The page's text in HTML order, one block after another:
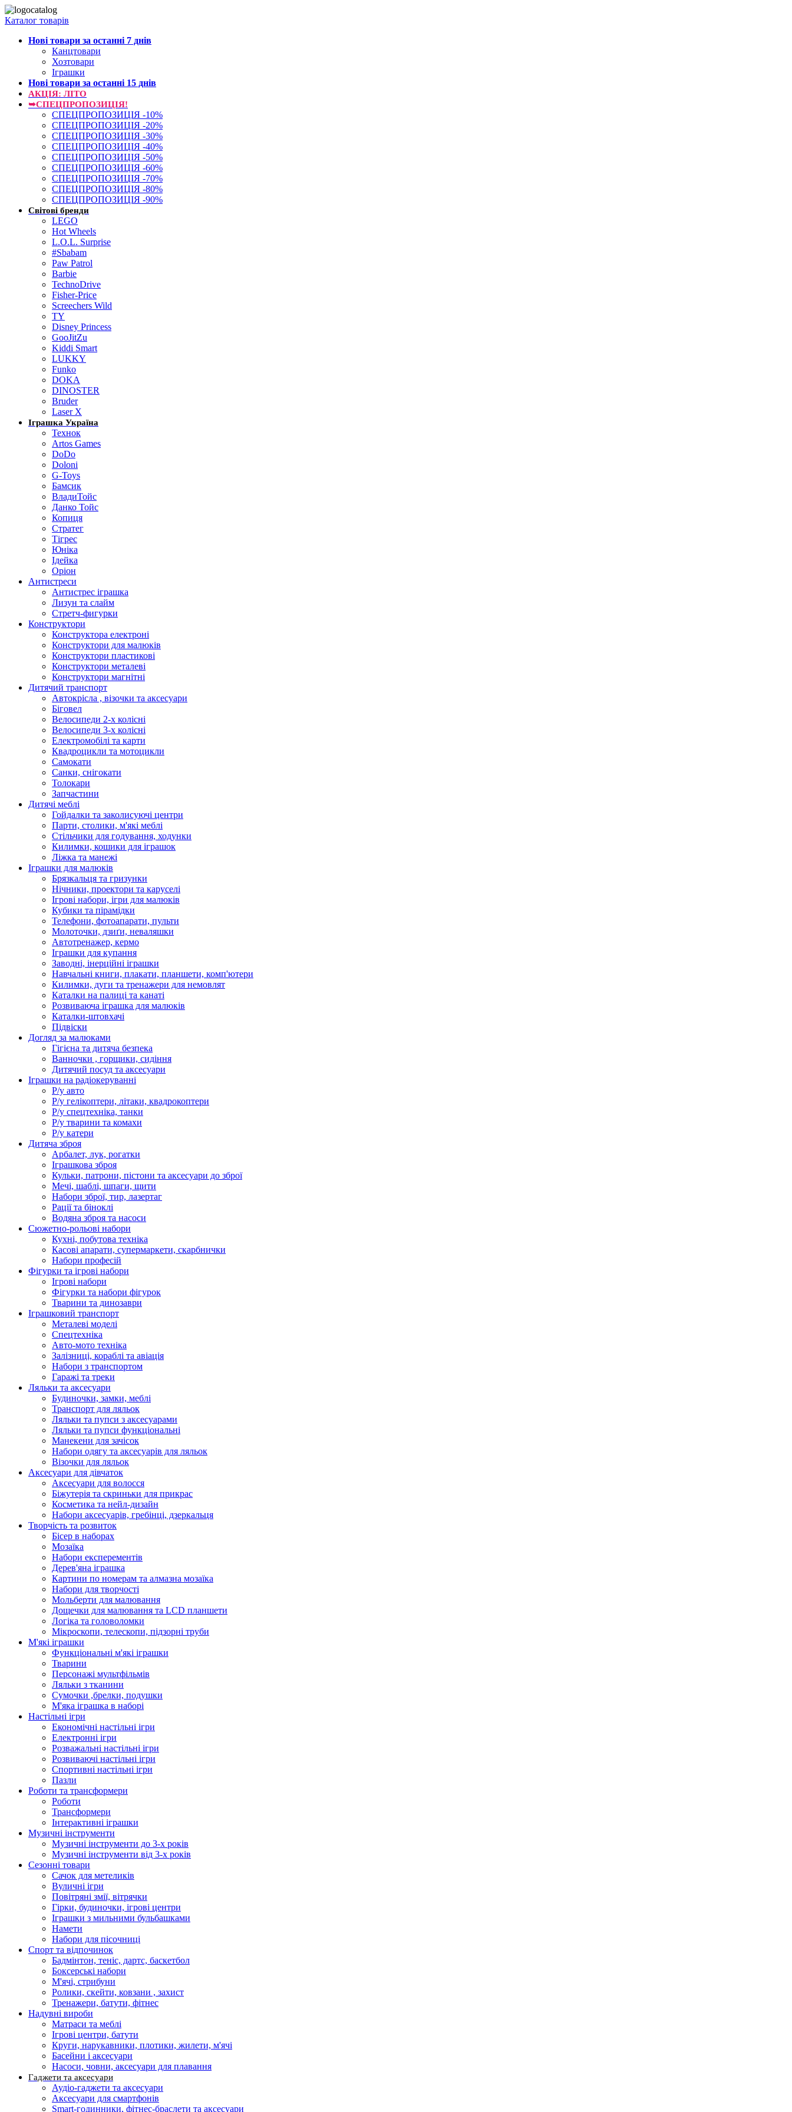
Каталог товарів
Нові товари за останнi 7 днiв
Канцтовари
Хозтовари
Іграшки
Нові товари за останнi 15 днiв
АКЦІЯ: ЛІТО
➥СПЕЦПРОПОЗИЦІЯ!
СПЕЦПРОПОЗИЦІЯ -10%
СПЕЦПРОПОЗИЦІЯ -20%
СПЕЦПРОПОЗИЦІЯ -30%
СПЕЦПРОПОЗИЦІЯ -40%
СПЕЦПРОПОЗИЦІЯ -50%
СПЕЦПРОПОЗИЦІЯ -60%
СПЕЦПРОПОЗИЦІЯ -70%
СПЕЦПРОПОЗИЦІЯ -80%
СПЕЦПРОПОЗИЦІЯ -90%
Світові бренди
LEGO
Hot Wheels
L.O.L. Surprise
#Sbabam
Paw Patrol
Barbie
TechnoDrive
Fisher-Price
Screechers Wild
TY
Disney Princess
GooJitZu
Kiddi Smart
LUKKY
Funko
DOKA
DINOSTER
Bruder
Laser X
Іграшка Україна
Технок
Artos Games
DoDo
Doloni
G-Toys
Бамсик
ВладиТойс
Данко Тойс
Копиця
Стратег
Тігрес
Юніка
Ідейка
Оріон
Антистреси
Антистрес іграшка
Лизун та слайм
Стретч-фигурки
Конструктори
Конструктора електроні
Конструктори для малюків
Конструктори пластикові
Конструктори металеві
Конструктори магнітні
Дитячий транспорт
Автокрісла , візочки та аксесуари
Біговел
Велосипеди 2-х колісні
Велосипеди 3-х колісні
Електромобілі та карти
Квадроцикли та мотоцикли
Самокати
Санки, снігокати
Толокари
Запчастини
Дитячі меблі
Гойдалки та заколисуючі центри
Парти, столики, м'які меблі
Стільчики для годування, ходунки
Килимки, кошики для іграшок
Ліжка та манежі
Іграшки для малюків
Брязкальця та гризунки
Нічники, проектори та каруселі
Ігрові набори, ігри для малюків
Кубики та пірамідки
Телефони, фотоапарати, пульти
Молоточки, дзиґи, неваляшки
Автотренажер, кермо
Іграшки для купання
Заводні, інерційні іграшки
Навчальні книги, плакати, планшети, комп'ютери
Килимки, дуги та тренажери для немовлят
Каталки на палиці та канаті
Розвиваюча іграшка для малюків
Каталки-штовхачі
Підвіски
Догляд за малюками
Гігієна та дитяча безпека
Ванночки , горщики, сидіння
Дитячий посуд та аксесуари
Іграшки на радіокеруванні
Р/у авто
Р/у гелікоптери, літаки, квадрокоптери
Р/у спецтехніка, танки
Р/у тварини та комахи
Р/у катери
Дитяча зброя
Арбалет, лук, рогатки
Іграшкова зброя
Кульки, патрони, пістони та аксесуари до зброї
Мечі, шаблі, шпаги, щити
Набори зброї, тир, лазертаг
Рації та біноклі
Водяна зброя та насоси
Сюжетно-рольові набори
Кухні, побутова техніка
Касові апарати, супермаркети, скарбнички
Набори професій
Фігурки та ігрові набори
Ігрові набори
Фігурки та набори фігурок
Тварини та динозаври
Іграшковий транспорт
Металеві моделі
Спецтехніка
Авто-мото техніка
Залізниці, кораблі та авіація
Набори з транспортом
Гаражі та треки
Ляльки та аксесуари
Будиночки, замки, меблі
Транспорт для ляльок
Ляльки та пупси з аксесуарами
Ляльки та пупси функціональні
Манекени для зачісок
Набори одягу та аксесуарів для ляльок
Візочки для ляльок
Аксесуари для дівчаток
Аксесуари для волосся
Біжутерія та скриньки для прикрас
Косметика та нейл-дизайн
Набори аксесуарів, гребінці, дзеркальця
Творчість та розвиток
Бісер в наборах
Мозаїка
Набори експерементів
Дерев'яна іграшка
Картини по номерам та алмазна мозаїка
Набори для творчості
Мольберти для малювання
Дощечки для малювання та LCD планшети
Логіка та головоломки
Мікроскопи, телескопи, підзорні труби
М'які іграшки
Функціональні м'які іграшки
Тварини
Персонажі мультфільмів
Ляльки з тканини
Сумочки ,брелки, подушки
М'яка іграшка в наборі
Настільні ігри
Економічні настільні ігри
Електронні ігри
Розважальні настільні ігри
Розвиваючі настільні ігри
Спортивні настільні ігри
Пазли
Роботи та трансформери
Роботи
Трансформери
Інтерактивні іграшки
Музичні інструменти
Музичні інструменти до 3-х років
Музичні інструменти від 3-х років
Сезонні товари
Сачок для метеликів
Вуличні ігри
Повітряні змії, вітрячки
Гірки, будиночки, ігрові центри
Іграшки з мильними бульбашками
Намети
Набори для пісочниці
Спорт та відпочинок
Бадмінтон, теніс, дартс, баскетбол
Боксерські набори
М'ячі, стрибуни
Ролики, скейти, ковзани , захист
Тренажери, батути, фітнес
Надувні вироби
Матраси та меблі
Ігрові центри, батути
Круги, нарукавники, плотики, жилети, м'ячі
Басейни і аксесуари
Насоси, човни, аксесуари для плавання
Гаджети та аксесуари
Аудіо-гаджети та аксесуари
Аксесуари для смартфонів
Smart-годинники, фітнес-браслети та аксесуари